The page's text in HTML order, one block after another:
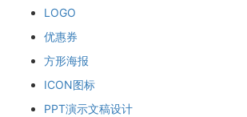
LOGO
优惠券
方形海报
ICON图标
PPT演示文稿设计